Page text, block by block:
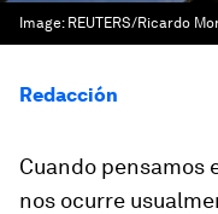
Image: REUTERS/Ricardo
Redacción
Cuando pensamos
nos ocurre